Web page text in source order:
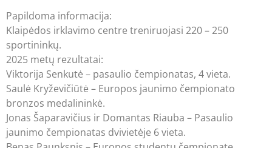
Papildoma informacija:
Klaipėdos irklavimo centre treniruojasi 220 – 250
sportininkų.
2025 metų rezultatai:
Viktorija Senkutė – pasaulio čempionatas, 4 vieta.
Saulė Kryževičiūtė – Europos jaunimo čempionato
bronzos medalininkė.
Jonas Šaparavičius ir Domantas Riauba – Pasaulio
jaunimo čempionatas dvivietėje 6 vieta.